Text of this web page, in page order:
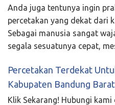
Anda juga tentunya ingin
percetakan yang dekat dari
Sebagai manusia sangat
segala sesuatunya cepat,
Percetakan Terdekat
Kabupaten Bandung
Klik Sekarang! Hubungi